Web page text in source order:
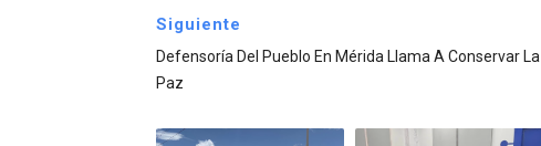
Siguiente
Defensoría Del Pueblo En Mérida Llama A Conservar La
Paz